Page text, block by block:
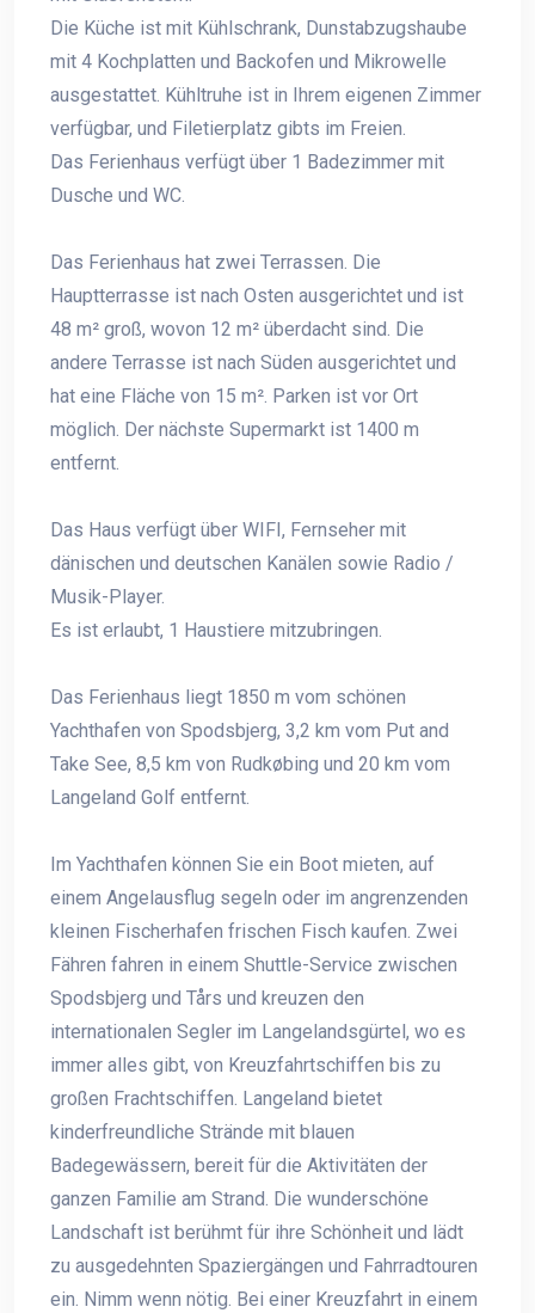
Die Küche ist mit Kühlschrank, Dunstabzugshaube
mit 4 Kochplatten und Backofen und Mikrowelle
ausgestattet. Kühltruhe ist in Ihrem eigenen Zimmer
verfügbar, und Filetierplatz gibts im Freien.
Das Ferienhaus verfügt über 1 Badezimmer mit
Dusche und WC.
Das Ferienhaus hat zwei Terrassen. Die
Hauptterrasse ist nach Osten ausgerichtet und ist
48 m² groß, wovon 12 m² überdacht sind. Die
andere Terrasse ist nach Süden ausgerichtet und
hat eine Fläche von 15 m². Parken ist vor Ort
möglich. Der nächste Supermarkt ist 1400 m
entfernt.
Das Haus verfügt über WIFI, Fernseher mit
dänischen und deutschen Kanälen sowie Radio /
Musik-Player.
Es ist erlaubt, 1 Haustiere mitzubringen.
Das Ferienhaus liegt 1850 m vom schönen
Yachthafen von Spodsbjerg, 3,2 km vom Put and
Take See, 8,5 km von Rudkøbing und 20 km vom
Langeland Golf entfernt.
Im Yachthafen können Sie ein Boot mieten, auf
einem Angelausflug segeln oder im angrenzenden
kleinen Fischerhafen frischen Fisch kaufen. Zwei
Fähren fahren in einem Shuttle-Service zwischen
Spodsbjerg und Tårs und kreuzen den
internationalen Segler im Langelandsgürtel, wo es
immer alles gibt, von Kreuzfahrtschiffen bis zu
großen Frachtschiffen. Langeland bietet
kinderfreundliche Strände mit blauen
Badegewässern, bereit für die Aktivitäten der
ganzen Familie am Strand. Die wunderschöne
Landschaft ist berühmt für ihre Schönheit und lädt
zu ausgedehnten Spaziergängen und Fahrradtouren
ein. Nimm wenn nötig. Bei einer Kreuzfahrt in einem